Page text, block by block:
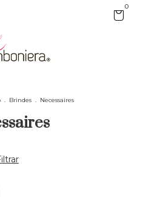
0
. Brindes . Necessaires